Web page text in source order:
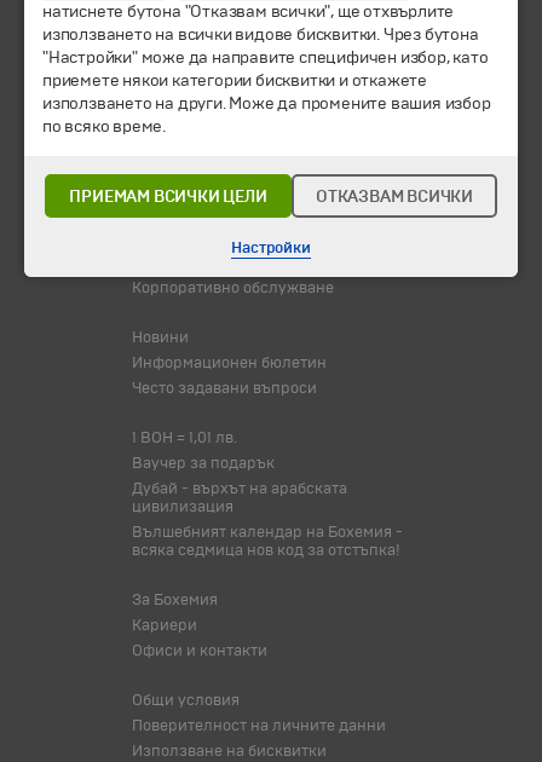
Промоции
Горещи оферти
Потвърдени дати
Празници
Туристически обекти
Хотелски резервации
Корпоративно обслужване
Новини
Информационен бюлетин
Често задавани въпроси
1 BOH = 1,01 лв.
Ваучер за подарък
Дубай - върхът на арабската
цивилизация
Вълшебният календар на Бохемия -
всяка седмица нов код за отстъпка!
За Бохемия
Кариери
Офиси и контакти
Общи условия
Поверителност на личните данни
Използване на бисквитки
натиснете бутона "Отказвам всички", ще отхвърлите
използването на всички видове бисквитки. Чрез бутона
"Настройки" може да направите специфичен избор, като
приемете някои категории бисквитки и откажете
използването на други. Може да промените вашия избор
по всяко време.
ПРИЕМАМ ВСИЧКИ ЦЕЛИ ОТКАЗВАМ ВСИЧКИ
Настройки